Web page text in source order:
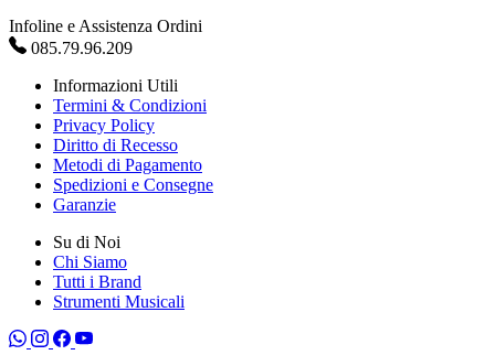
Infoline e Assistenza Ordini
085.79.96.209
Informazioni Utili
Termini & Condizioni
Privacy Policy
Diritto di Recesso
Metodi di Pagamento
Spedizioni e Consegne
Garanzie
Su di Noi
Chi Siamo
Tutti i Brand
Strumenti Musicali